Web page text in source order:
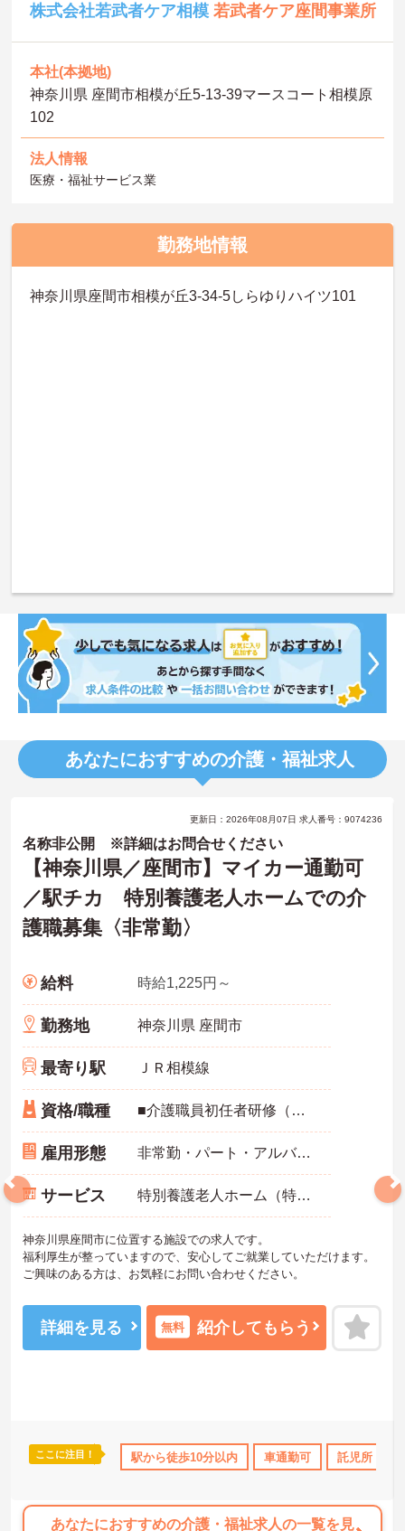
株式会社若武者ケア相模若武者ケア座間事業所
本社(本拠地)
神奈川県 座間市相模が丘5-13-39マースコート相模原
102
法人情報
医療・福祉サービス業
勤務地情報
神奈川県座間市相模が丘3-34-5しらゆりハイツ101
あなたにおすすめの介護・福祉求人
手当・補助 託児所・育児補助 無資格OK 年間休日110日以上
更新日：2026年08月07日 求人番号：9074236
名称非公開 ※詳細はお問合せください
【神奈川県／座間市】マイカー通勤可
／駅チカ 特別養護老人ホームでの介
護職募集〈非常勤〉
給料 時給1,225円～
勤務地 神奈川県 座間市
最寄り駅 ＪＲ相模線
資格/職種 ■介護職員初任者研修（ヘルパー2級）以上 ■実務経験者
雇用形態 非常勤・パート・アルバイト
サービス 特別養護老人ホーム（特養）
神奈川県座間市に位置する施設での求人です。
福利厚生が整っていますので、安心してご就業していただけます。
ご興味のある方は、お気軽にお問い合わせください。
詳細を見る 無料 紹介してもらう
ここに注目！ 駅から徒歩10分以内 車通勤可 託児所・育
あなたにおすすめの介護・福祉求人の一覧を見